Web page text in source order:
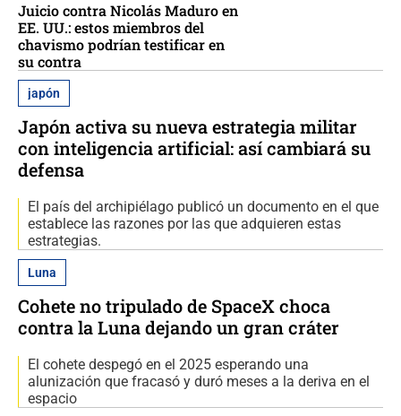
Juicio contra Nicolás Maduro en
EE. UU.: estos miembros del
chavismo podrían testificar en
su contra
japón
Japón activa su nueva estrategia militar
con inteligencia artificial: así cambiará su
defensa
El país del archipiélago publicó un documento en el que
establece las razones por las que adquieren estas
estrategias.
Luna
Cohete no tripulado de SpaceX choca
contra la Luna dejando un gran cráter
El cohete despegó en el 2025 esperando una
alunización que fracasó y duró meses a la deriva en el
espacio